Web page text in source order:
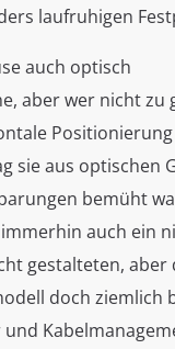
laufruhigen
auch optisch
aber wer nicht zu
Positionierung
sie aus optischen
bemüht
auch ein
gestalteten, aber
doch ziemlich